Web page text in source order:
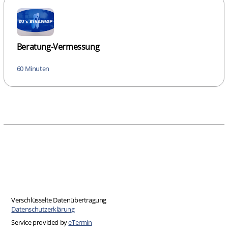
Beratung-Vermessung
60 Minuten
Service provided byeTermin
Verschlüsselte Datenübertragung
Datenschutzerklärung